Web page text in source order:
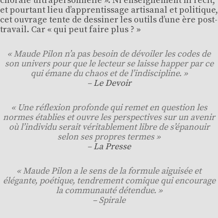
et pourtant lieu d’apprentissage artisanal et politique,
cet ouvrage tente de dessiner les outils d’une ère post-
travail. Car « qui peut faire plus ? »
« Maude Pilon n’a pas besoin de dévoiler les codes de
son univers pour que le lecteur se laisse happer par ce
qui émane du chaos et de l’indiscipline. »
–Le Devoir
« Une réflexion profonde qui remet en question les
normes établies et ouvre les perspectives sur un avenir
où l’individu serait véritablement libre de s’épanouir
selon ses propres termes »
–La Presse
« Maude Pilon a le sens de la formule aiguisée et
élégante, poétique, tendrement comique qui encourage
la communauté détendue. »
– Spirale